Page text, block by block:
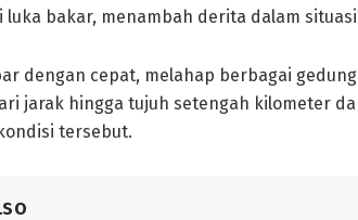
luka bakar, menambah derita dalam
dengan cepat, melahap berbagai
jarak hingga tujuh setengah kilometer
tersebut.